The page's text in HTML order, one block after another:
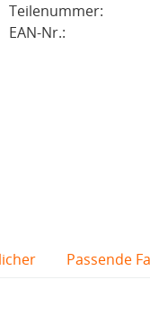
Teilenummer:
EAN-Nr.:
Passende